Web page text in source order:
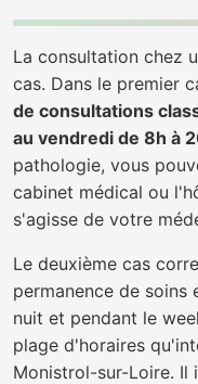
La consultation chez
cas. Dans le premier
de consultations
au vendredi de 8h à
pathologie, vous
cabinet médical ou
s'agisse de votre
Le deuxième cas
permanence de soins
nuit et pendant le
plage d'horaires
Monistrol-sur-Loire. Il